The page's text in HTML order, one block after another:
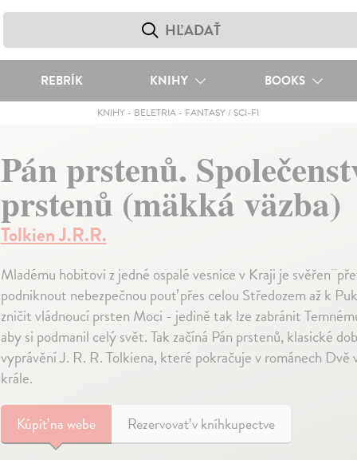
REBRÍK KNIHY BOOKS
KNIHY - BELETRIA - FANTASY / SCI-FI
Pán prstenů.
prstenů (mäkká väzba)
Tolkien J.R.R.
Mladému hobitovi z jedné ospalé vesnice v Kraji je
podniknout nebezpečnou pouť přes celou Středozem až k
zničit vládnoucí prsten Moci - jedině tak lze zabránit
aby si podmanil celý svět. Tak začíná Pán prstenů, klasické
vyprávění J. R. R. Tolkiena, které pokračuje v románech Dvě
krále.
Kúpiťna webe Rezervovať v kníhkupectve